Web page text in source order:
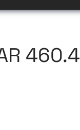
460.4